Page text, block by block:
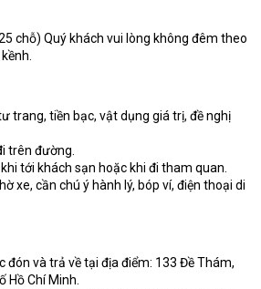
chỗ) Quý khách vui lòng không đêm theo
trang, tiền bạc, vật dụng giá trị, đề nghị
trên đường.
tới khách sạn hoặc khi đi tham quan.
xe, cần chú ý hành lý, bóp ví, điện thoại di
đón và trả về tại địa điểm: 133 Đề Thám,
Hồ Chí Minh.